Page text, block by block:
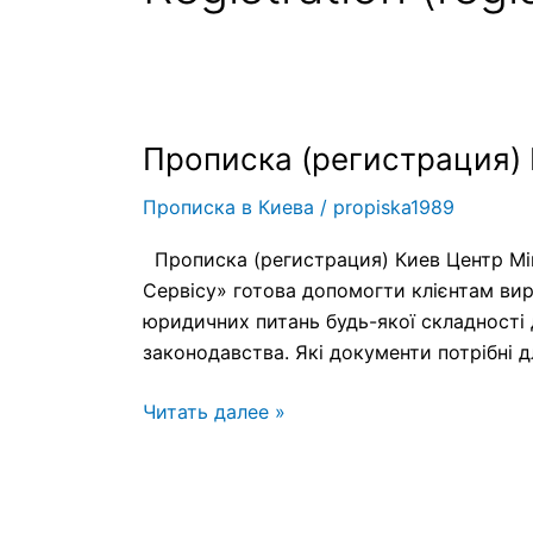
Прописка (регистрация)
Прописка в Киева / propiska1989
Прописка (регистрация) Киев Центр
Сервісу» готова допомогти клієнтам
юридичних питань будь-якої складності
законодавства. Які документи
Прописка
(регистрация)
Киев
Читать далее »